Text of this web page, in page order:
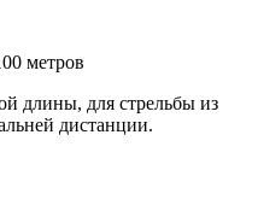
метров
длины, для стрельбы из
дистанции.